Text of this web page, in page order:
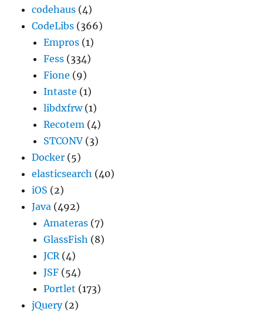
codehaus (4)
CodeLibs (366)
Empros (1)
Fess (334)
Fione (9)
Intaste (1)
libdxfrw(1)
Recotem (4)
STCONV (3)
Docker (5)
elasticsearch (40)
iOS (2)
Java (492)
Amateras (7)
GlassFish (8)
JCR(4)
JSF (54)
Portlet (173)
jQuery(2)